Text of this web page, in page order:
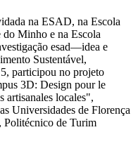
na ESAD, na Escola
Minho e na Escola
esad—idea e
Sustentável,
participou no projeto
3D: Design pour le
artisanales locales",
Universidades de Florença
de Turim